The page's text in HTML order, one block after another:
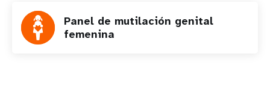
Panel de mutilación genital
femenina